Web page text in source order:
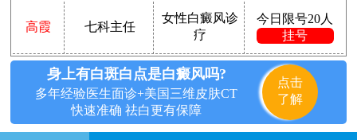
高霞 七科主任
女性白癜风诊
疗
今日限号20人
挂号
身上有白斑白点是白癜风吗?
多年经验医生面诊+美国三维皮肤CT
快速准确 祛白更有保障
点击
了解